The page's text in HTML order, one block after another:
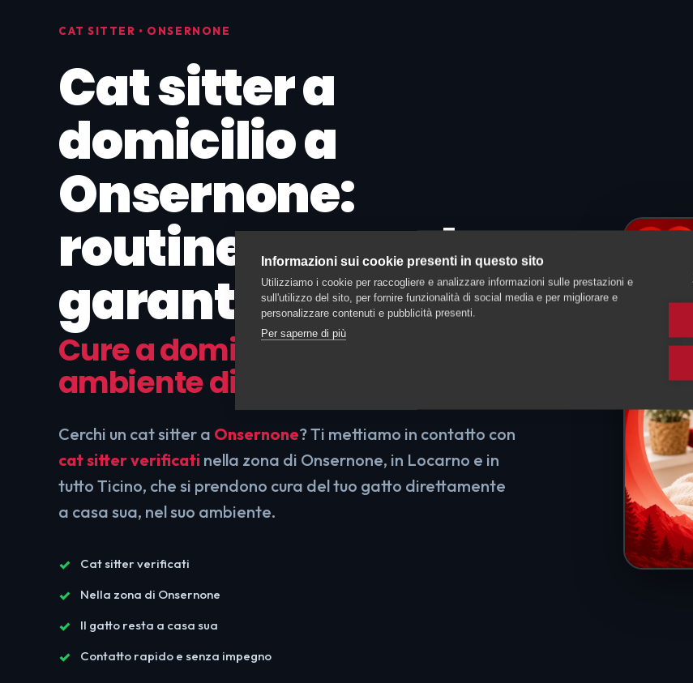
CAT SITTER • ONSERNONE
Cat sitter a
domicilio a
Onsernone:
routine e coccole
garantite
Cure a domicilio, nel suo
ambiente di sempre
Cerchi un cat sitter a Onsernone? Ti mettiamo in contatto con
cat sitter verificati nella zona di Onsernone, in Locarno e in
tutto Ticino, che si prendono cura del tuo gatto direttamente
a casa sua, nel suo ambiente.
Cat sitter verificati
Nella zona di Onsernone
Il gatto resta a casa sua
Contatto rapido e senza impegno
Informazioni sui cookie presenti in questo sito
Utilizziamo i cookie per raccogliere e analizzare informazioni sulle prestazioni e
sull'utilizzo del sito, per fornire funzionalità di social media e per migliorare e
personalizzare contenuti e pubblicità presenti.
Per saperne di più